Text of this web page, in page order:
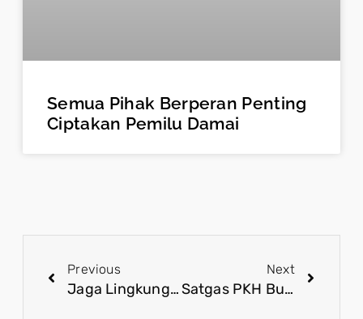
Semua Pihak Berperan Penting
Ciptakan Pemilu Damai
Previous
Jaga Lingkungan, Pemerintah Pacu Era Baru Kejayaan Ekonomi Nasional
Next
Satgas PKH Bukti Konkret Pemerintah Jaga Ekosistem dan Tegakkan Aturan Pertambangan